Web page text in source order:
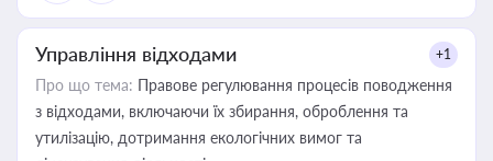
Управління відходами +1
Про що тема: Правове регулювання процесів поводження
з відходами, включаючи їх збирання, оброблення та
утилізацію, дотримання екологічних вимог та